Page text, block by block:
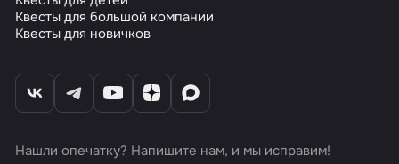
Квесты для большой компании
Квесты для новичков
Нашли опечатку? Напишите нам, и мы исправим!